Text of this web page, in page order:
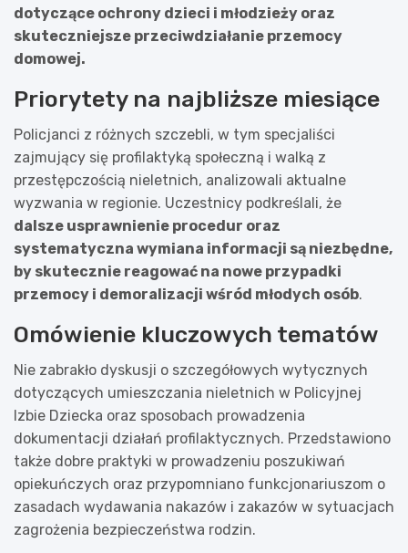
dotyczące ochrony dzieci i młodzieży oraz
skuteczniejsze przeciwdziałanie przemocy
domowej.
Priorytety na najbliższe miesiące
Policjanci z różnych szczebli, w tym specjaliści
zajmujący się profilaktyką społeczną i walką z
przestępczością nieletnich, analizowali aktualne
wyzwania w regionie. Uczestnicy podkreślali, że
dalsze usprawnienie procedur oraz
systematyczna wymiana informacji są niezbędne,
by skutecznie reagować na nowe przypadki
przemocy i demoralizacji wśród młodych osób.
Omówienie kluczowych tematów
Nie zabrakło dyskusji o szczegółowych wytycznych
dotyczących umieszczania nieletnich w Policyjnej
Izbie Dziecka oraz sposobach prowadzenia
dokumentacji działań profilaktycznych. Przedstawiono
także dobre praktyki w prowadzeniu poszukiwań
opiekuńczych oraz przypomniano funkcjonariuszom o
zasadach wydawania nakazów i zakazów w sytuacjach
zagrożenia bezpieczeństwa rodzin.